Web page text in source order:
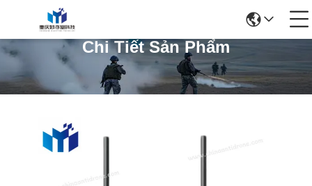
Chi Tiết Sản Phẩm